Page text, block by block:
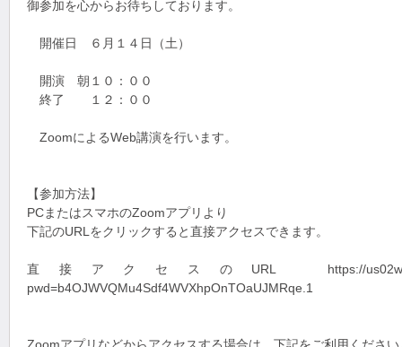
御参加を心からお待ちしております。
開催日 ６月１４日（土）
開演 朝１０：００
終了 １２：００
ZoomによるWeb講演を行います。
【参加方法】
PCまたはスマホのZoomアプリより
下記のURLをクリックすると直接アクセスできます。
直接アクセスのURL https://
pwd=b4OJWVQMu4Sdf4WVXhpOnTOaUJMRqe.1